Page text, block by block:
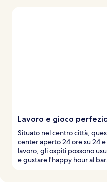
Lavoro e gioco
Situato nel centro città,
center aperto 24 ore su 24
lavoro, gli ospiti possono
e gustare l'happy hour al bar.